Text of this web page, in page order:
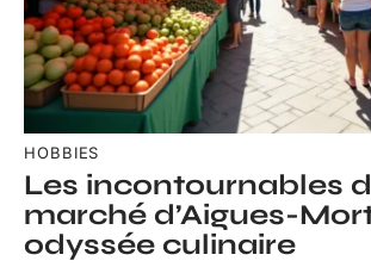
HOBBIES
Les incontournables
marché d’Aigues-
odyssée culinaire